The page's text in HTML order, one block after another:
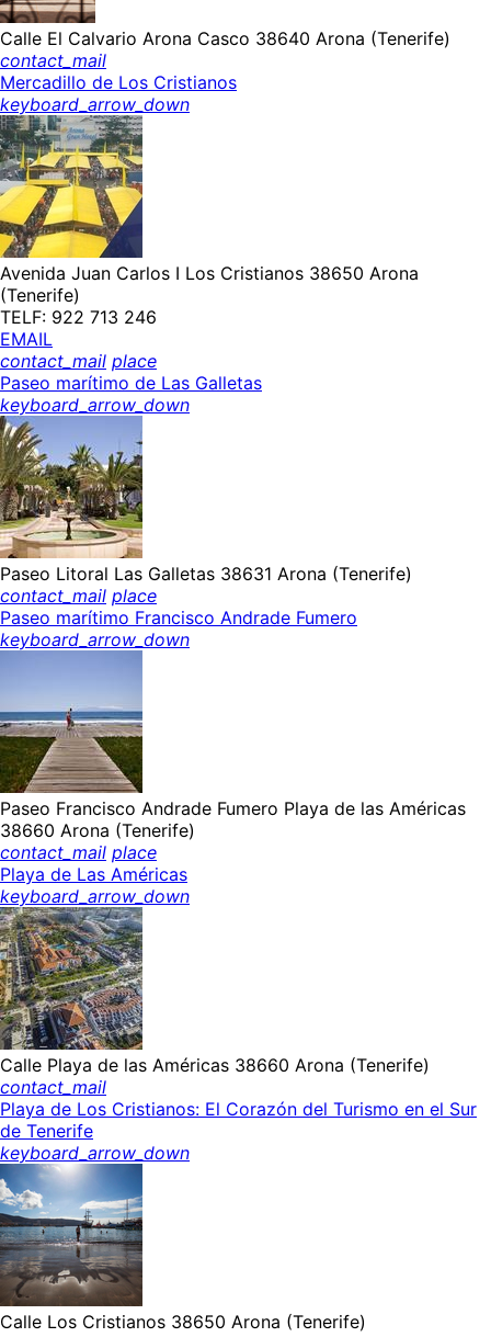
Calle El Calvario Arona Casco 38640 Arona (Tenerife)
contact_mail
Mercadillo de Los Cristianos
keyboard_arrow_down
Avenida Juan Carlos I Los Cristianos 38650 Arona
(Tenerife)
TELF: 922 713 246
EMAIL
contact_mail place
Paseo marítimo de Las Galletas
keyboard_arrow_down
Paseo Litoral Las Galletas 38631 Arona (Tenerife)
contact_mail place
Paseo marítimo Francisco Andrade Fumero
keyboard_arrow_down
Paseo Francisco Andrade Fumero Playa de las Américas
38660 Arona (Tenerife)
contact_mail place
Playa de Las Américas
keyboard_arrow_down
Calle Playa de las Américas 38660 Arona (Tenerife)
contact_mail
Playa de Los Cristianos: El Corazón del Turismo en el Sur
de Tenerife
keyboard_arrow_down
Calle Los Cristianos 38650 Arona (Tenerife)